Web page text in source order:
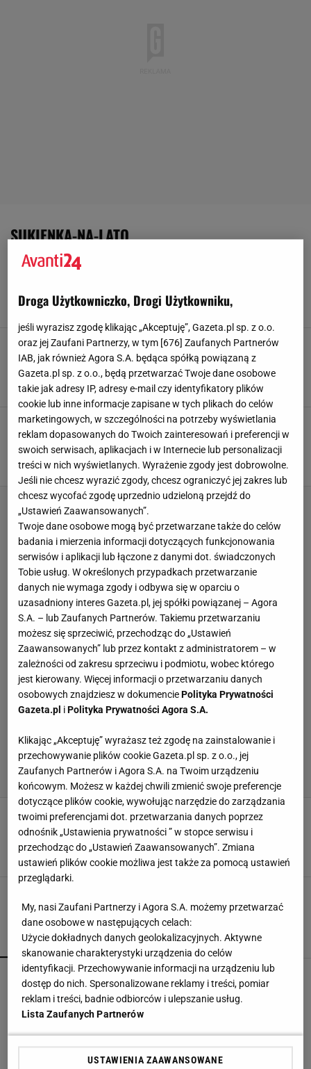
SUKIENKA-NA-LATO
Sara Mackiewicz, 21 CZERWCA 2024, 17:51
Niezwykle kobiece sukienki na lato w których
się zakochasz! Te piękności w letnich barwach
to must-have sezonu [przegląd]
Sara Mackiewicz,14 CZERWCA 2024, 12:20
Sukienki na lato z wyprzedaży. Piękne wzory i
kroje sprzyjające sylwetce - włożysz je nawet
na wesele!
Agata Zielińska,5 CZERWCA 2024, 11:01
Sukienki podkreślające kobiecość idealne na
każdą okazję! Top 18 modeli w ponadczasowej
bieli!
Sara Mackiewicz,4 CZERWCA 2024, 15:41
2
POPULARNE NAJNOWSZE
Finał wyprzedaży w Eobuwie - kultowe
Birkenstocki w końcu na promocji
Mandaryna w szerokich jeansach jak z lat 2000.
Ten fason wraca na szczyt
Droga Użytkowniczko, Drogi Użytkowniku,
jeśli wyrazisz zgodę klikając „Akceptuję”, Gazeta.pl sp. z o.o.
oraz jej Zaufani Partnerzy, w tym [ 676 ] Zaufanych Partnerów
IAB, jak również Agora S.A. będąca spółką powiązaną z
Gazeta.pl sp. z o.o., będą przetwarzać Twoje dane osobowe
takie jak adresy IP, adresy e-mail czy identyfikatory plików
cookie lub inne informacje zapisane w tych plikach do celów
marketingowych, w szczególności na potrzeby wyświetlania
reklam dopasowanych do Twoich zainteresowań i preferencji w
swoich serwisach, aplikacjach i w Internecie lub personalizacji
treści w nich wyświetlanych. Wyrażenie zgody jest dobrowolne.
Jeśli nie chcesz wyrazić zgody, chcesz ograniczyć jej zakres lub
chcesz wycofać zgodę uprzednio udzieloną przejdź do
„Ustawień Zaawansowanych”.
Twoje dane osobowe mogą być przetwarzane także do celów
badania i mierzenia informacji dotyczących funkcjonowania
serwisów i aplikacji lub łączone z danymi dot. świadczonych
Tobie usług. W określonych przypadkach przetwarzanie
danych nie wymaga zgody i odbywa się w oparciu o
uzasadniony interes Gazeta.pl, jej spółki powiązanej – Agora
S.A. – lub Zaufanych Partnerów. Takiemu przetwarzaniu
możesz się sprzeciwić, przechodząc do „Ustawień
Zaawansowanych” lub przez kontakt z administratorem – w
zależności od zakresu sprzeciwu i podmiotu, wobec którego
jest kierowany. Więcej informacji o przetwarzaniu danych
osobowych znajdziesz w dokumencie Polityka Prywatności
Gazeta.pl i Polityka Prywatności Agora S.A.
Klikając „Akceptuję” wyrażasz też zgodę na zainstalowanie i
przechowywanie plików cookie Gazeta.pl sp. z o.o., jej
Zaufanych Partnerów i Agora S.A. na Twoim urządzeniu
końcowym. Możesz w każdej chwili zmienić swoje preferencje
dotyczące plików cookie, wywołując narzędzie do zarządzania
twoimi preferencjami dot. przetwarzania danych poprzez
odnośnik „Ustawienia prywatności ” w stopce serwisu i
przechodząc do „Ustawień Zaawansowanych”. Zmiana
ustawień plików cookie możliwa jest także za pomocą ustawień
przeglądarki.
My, nasi Zaufani Partnerzy i Agora S.A. możemy przetwarzać
dane osobowe w następujących celach:
Użycie dokładnych danych geolokalizacyjnych. Aktywne
skanowanie charakterystyki urządzenia do celów
identyfikacji. Przechowywanie informacji na urządzeniu lub
dostęp do nich. Spersonalizowane reklamy i treści, pomiar
reklam i treści, badnie odbiorców i ulepszanie usług.
Lista Zaufanych Partnerów
USTAWIENIA ZAAWANSOWANE